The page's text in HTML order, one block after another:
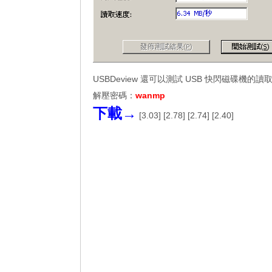
USBDeview 還可以測試 USB 快閃磁碟機的讀取
解壓密碼： wanmp
下載→ [3.03] [2.78] [2.74] [2.40]